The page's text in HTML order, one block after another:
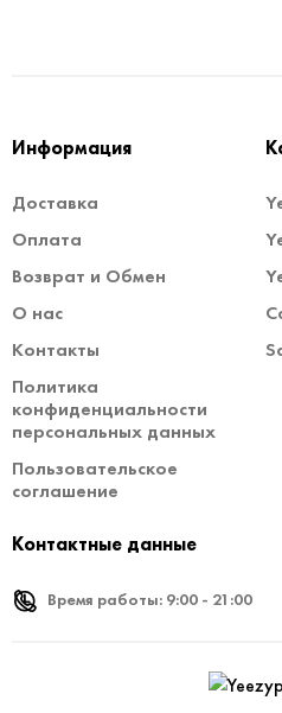
Информация
Доставка
Оплата
Возврат и Обмен
О нас
Контакты
Политика
конфиденциальности
персональных данных
Пользовательское
соглашение
Контактные данные
Время работы: 9:00 - 21:00